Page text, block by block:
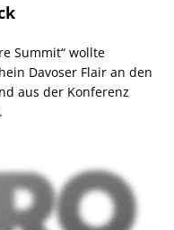
Summit“ wollte
Davoser Flair an den
aus der Konferenz